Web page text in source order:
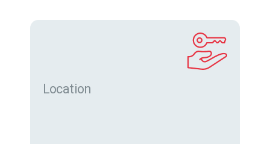
Location